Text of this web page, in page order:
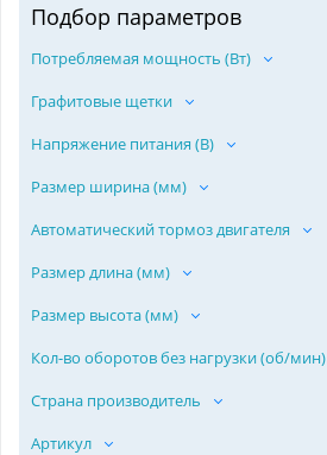
Подбор параметров
Потребляемая мощность (Вт)
Графитовые щетки
Напряжение питания (В)
Размер ширина (мм)
Автоматический тормоз двигателя
Размер длина (мм)
Размер высота (мм)
Кол-во оборотов без нагрузки (об/мин)
Страна производитель
Артикул